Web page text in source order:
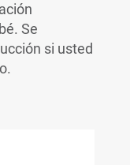
Se
si usted